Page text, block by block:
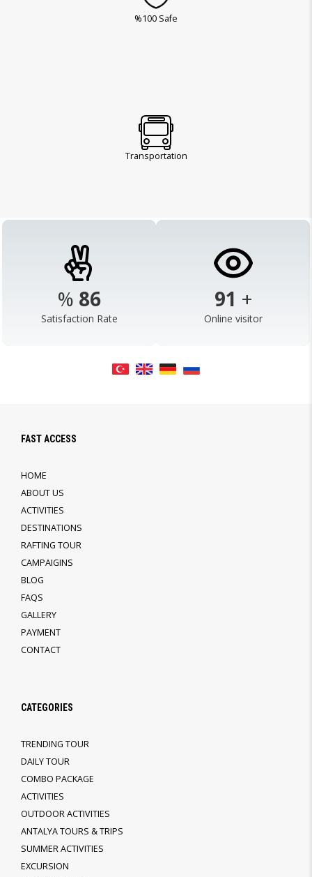
%100 Safe
Transportation
% 98
Satisfaction Rate
103 +
Online visitor
FAST ACCESS
HOME
ABOUT US
ACTIVITIES
DESTINATIONS
RAFTING TOUR
CAMPAIGINS
BLOG
FAQS
GALLERY
PAYMENT
CONTACT
CATEGORIES
TRENDING TOUR
DAILY TOUR
COMBO PACKAGE
ACTIVITIES
OUTDOOR ACTIVITIES
ANTALYA TOURS & TRIPS
SUMMER ACTIVITIES
EXCURSION